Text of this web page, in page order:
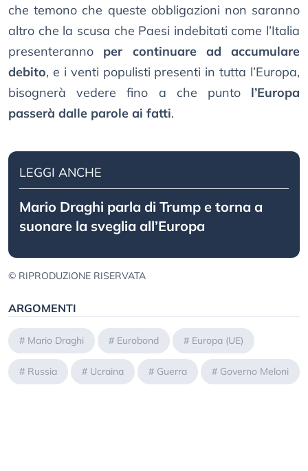
che temono che queste obbligazioni non saranno
altro che la scusa che Paesi indebitati come l’Italia
presenteranno per continuare ad accumulare
debito, e i venti populisti presenti in tutta l’Europa,
bisognerà vedere fino a che punto l’Europa
passerà dalle parole ai fatti.
LEGGI ANCHE
Mario Draghi parla di Trump e torna a
suonare la sveglia all’Europa
© RIPRODUZIONE RISERVATA
ARGOMENTI
# Mario Draghi # Eurobond # Europa (UE)
# Russia # Ucraina # Guerra # Governo Meloni